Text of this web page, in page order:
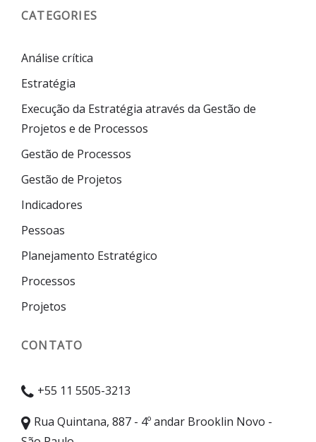
CATEGORIES
Análise crítica
Estratégia
Execução da Estratégia através da Gestão de
Projetos e de Processos
Gestão de Processos
Gestão de Projetos
Indicadores
Pessoas
Planejamento Estratégico
Processos
Projetos
CONTATO
+55 11 5505-3213
Rua Quintana, 887 - 4º andar Brooklin Novo -